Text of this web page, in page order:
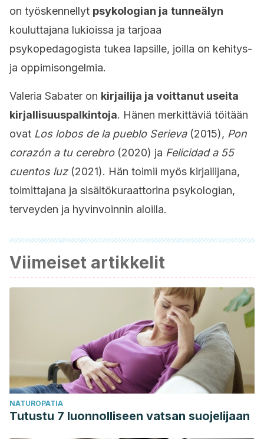
on työskennellyt psykologian ja tunneälyn
kouluttajana lukioissa ja tarjoaa
psykopedagogista tukea lapsille, joilla on kehitys-
ja oppimisongelmia.
Valeria Sabater on kirjailija ja voittanut useita
kirjallisuuspalkintoja. Hänen merkittäviä töitään
ovat Los lobos de la pueblo Serieva(2015), Pon
corazón a tu cerebro(2020) ja Felicidad a 55
cuentos luz(2021). Hän toimii myös kirjailijana,
toimittajana ja sisältökuraattorina psykologian,
terveyden ja hyvinvoinnin aloilla.
Viimeiset artikkelit
NATUROPATIA
Tutustu 7 luonnolliseen vatsan suojelijaan